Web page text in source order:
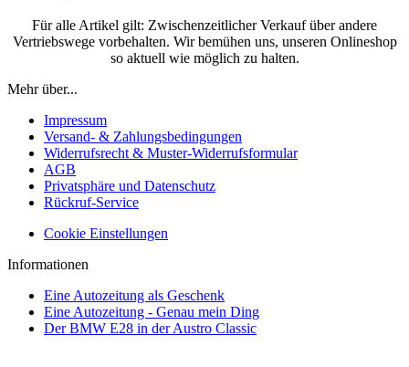
Für alle Artikel gilt: Zwischenzeitlicher Verkauf über andere
Vertriebswege vorbehalten. Wir bemühen uns, unseren Onlineshop
so aktuell wie möglich zu halten.
Mehr über...
Impressum
Versand- & Zahlungsbedingungen
Widerrufsrecht & Muster-Widerrufsformular
AGB
Privatsphäre und Datenschutz
Rückruf-Service
Cookie Einstellungen
Informationen
Eine Autozeitung als Geschenk
Eine Autozeitung - Genau mein Ding
Der BMW E28 in der Austro Classic